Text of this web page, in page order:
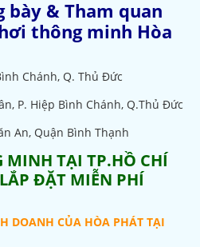
& Tham quan
thông minh Hòa
Chánh, Q. Thủ Đức
P. Hiệp Bình Chánh, Q.Thủ Đức
An, Quận Bình Thạnh
MINH TẠI TP.HỒ CHÍ
ĐẶT MIỄN PHÍ
DOANH CỦA HÒA PHÁT TẠI